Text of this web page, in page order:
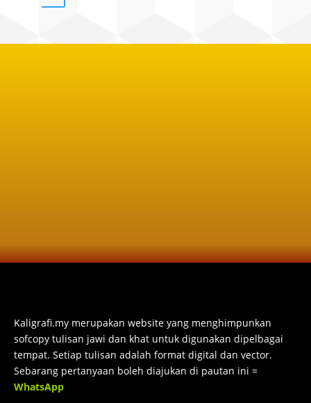
Kaligrafi.my merupakan website yang menghimpunkan
sofcopy tulisan jawi dan khat untuk digunakan dipelbagai
tempat. Setiap tulisan adalah format digital dan vector.
Sebarang pertanyaan boleh diajukan di pautan ini =
WhatsApp